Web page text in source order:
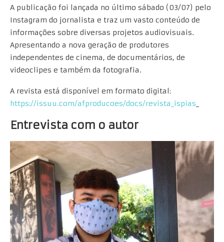
A publicação foi lançada no último sábado (03/07) pelo
Instagram do jornalista e traz um vasto conteúdo de
informações sobre diversas projetos audiovisuais.
Apresentando a nova geração de produtores
independentes de cinema, de documentários, de
videoclipes e também da fotografia.
A revista está disponível em formato digital:
https://issuu.com/afproducoes/docs/revista_ispias
Entrevista com o autor